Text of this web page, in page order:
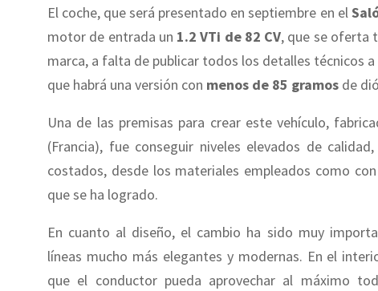
El coche, que será presentado en septiembre en el
motor de entrada un 1.2 VTi de 82 CV, que se oferta
marca, a falta de publicar todos los detalles técnicos
que habrá una versión con menos de 85 gramos de
Una de las premisas para crear este vehículo,
(Francia), fue conseguir niveles elevados de
costados, desde los materiales empleados como
que se ha logrado.
En cuanto al diseño, el cambio ha sido muy
líneas mucho más elegantes y modernas. En el
que el conductor pueda aprovechar al máximo